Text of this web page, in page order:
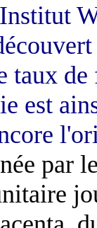
taux
est
par